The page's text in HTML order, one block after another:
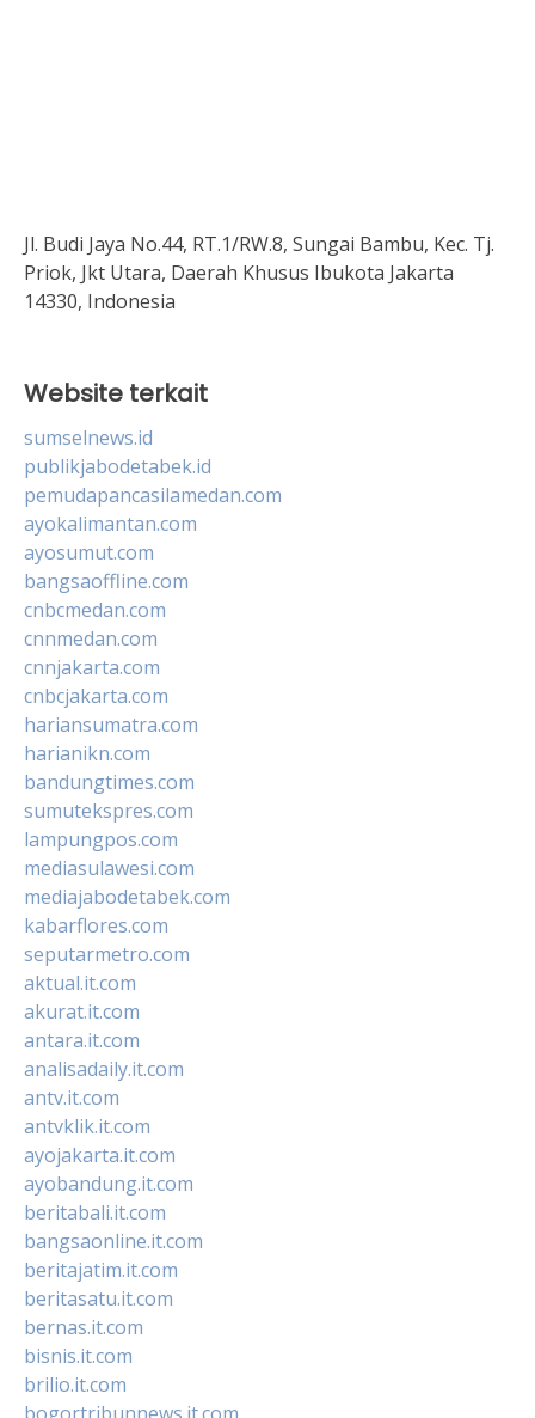
Jl. Budi Jaya No.44, RT.1/RW.8, Sungai Bambu, Kec. Tj.
Priok, Jkt Utara, Daerah Khusus Ibukota Jakarta
14330, Indonesia
Website terkait
sumselnews.id
publikjabodetabek.id
pemudapancasilamedan.com
ayokalimantan.com
ayosumut.com
bangsaoffline.com
cnbcmedan.com
cnnmedan.com
cnnjakarta.com
cnbcjakarta.com
hariansumatra.com
harianikn.com
bandungtimes.com
sumutekspres.com
lampungpos.com
mediasulawesi.com
mediajabodetabek.com
kabarflores.com
seputarmetro.com
aktual.it.com
akurat.it.com
antara.it.com
analisadaily.it.com
antv.it.com
antvklik.it.com
ayojakarta.it.com
ayobandung.it.com
beritabali.it.com
bangsaonline.it.com
beritajatim.it.com
beritasatu.it.com
bernas.it.com
bisnis.it.com
brilio.it.com